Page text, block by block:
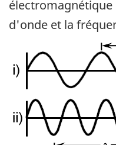
d'onde et la